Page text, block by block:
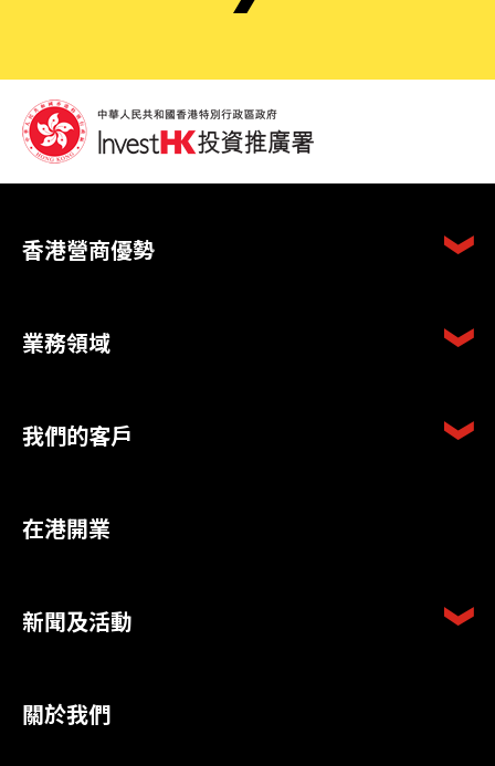
香港營商優勢
業務領域
我們的客戶
在港開業
新聞及活動
關於我們